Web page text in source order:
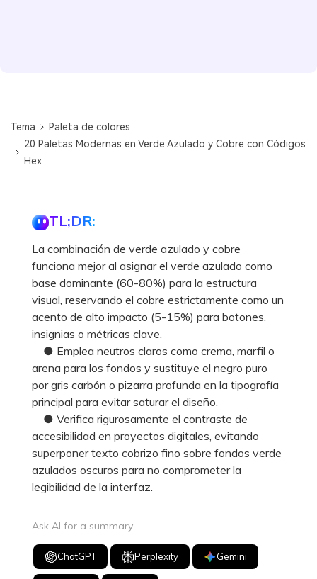
Tema
Paleta de colores
20 Paletas Modernas en Verde Azulado y Cobre con Códigos
Hex
TL;DR:
La combinación de verde azulado y cobre
funciona mejor al asignar el verde azulado como
base dominante (60-80%) para la estructura
visual, reservando el cobre estrictamente como un
acento de alto impacto (5-15%) para botones,
insignias o métricas clave.
● Emplea neutros claros como crema, marfil o
arena para los fondos y sustituye el negro puro
por gris carbón o pizarra profunda en la tipografía
principal para evitar saturar el diseño.
● Verifica rigurosamente el contraste de
accesibilidad en proyectos digitales, evitando
superponer texto cobrizo fino sobre fondos verde
azulados oscuros para no comprometer la
legibilidad de la interfaz.
Ask AI for a summary
ChatGPT Perplexity Gemini